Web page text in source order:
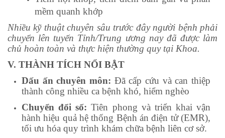
mềm quanh khớp
Nhiều kỹ thuật chuyên sâu trước đây người bệnh phải
chuyển lên tuyến Tỉnh/Trung ương nay đã được làm
chủ hoàn toàn và thực hiện thường quy tại Khoa.
V. THÀNH TÍCH NỔI BẬT
Dấu ấn chuyên môn: Đã cấp cứu và can thiệp
thành công nhiều ca bệnh khó, hiểm nghèo
Chuyển đổi số: Tiên phong và triển khai vận
hành hiệu quả hệ thống Bệnh án điện tử (EMR),
tối ưu hóa quy trình khám chữa bệnh liên cơ sở.